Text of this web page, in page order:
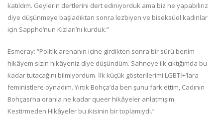
katıldım. Geylerin dertlerini dert ediniyorduk ama biz ne yapabiliriz
diye düşünmeye başladıktan sonra lezbiyen ve biseksüel kadınlar
için Sappho’nun Kızları’nı kurduk.”
Esmeray: “Politik arenanın içine girdikten sonra bir sürü benim
hikâyem sizin hikâyeniz diye düşündüm. Sahneye ilk çıktığımda bu
kadar tutacağını bilmiyordum. İlk küçük gösterilerimi LGBTİ+’lara
feministlere oynadım. Yırtık Bohça’da ben şunu fark ettim, Cadının
Bohçası’na oranla ne kadar queer hikâyeler anlatmışım.
Kestirmeden Hikâyeler bu ikisinin bir toplamıydı.”